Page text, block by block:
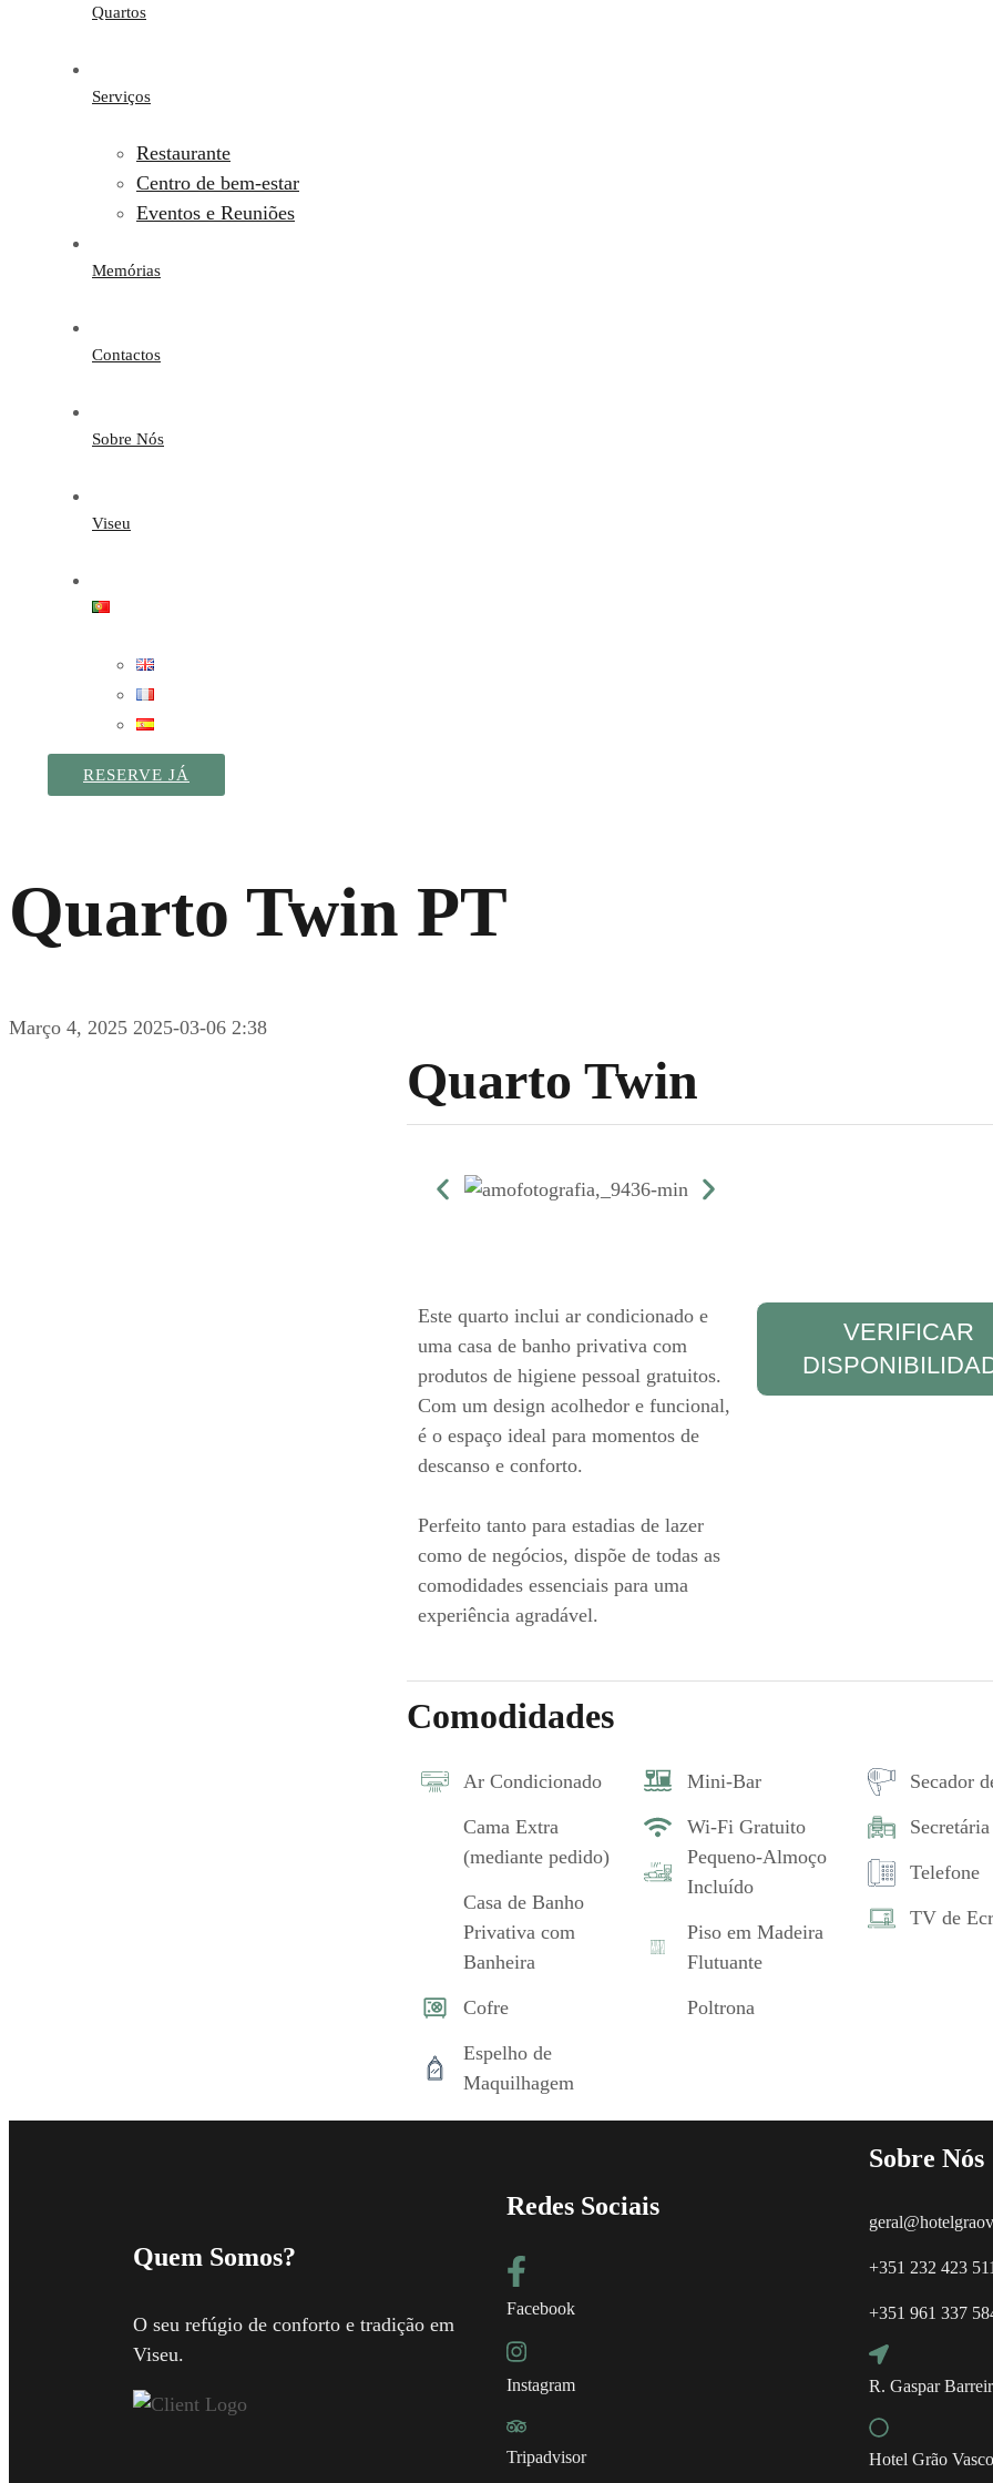
Quartos
Serviços
Restaurante
Centro de bem-estar
Eventos e Reuniões
Memórias
Contactos
Sobre Nós
Viseu
RESERVE JÁ
Quarto Twin PT
Março 4, 2025 2025-03-06 2:38
Quarto Twin
Este quarto inclui ar condicionado e
uma casa de banho privativa com
produtos de higiene pessoal gratuitos.
Com um design acolhedor e funcional,
é o espaço ideal para momentos de
descanso e conforto.
Perfeito tanto para estadias de lazer
como de negócios, dispõe de todas as
comodidades essenciais para uma
experiência agradável.
VERIFICAR
Comodidades
Ar Condicionado
Cama Extra
(mediante pedido)
Casa de Banho
Privativa com
Banheira
Cofre
Espelho de
Maquilhagem
Mini-Bar
Wi-Fi Gratuito
Pequeno-Almoço
Incluído
Piso em Madeira
Flutuante
Poltrona
Secador
Secretária
Telefone
TV de
Quem Somos?
O seu refúgio de conforto e tradição em
Viseu.
Redes Sociais
Facebook
Instagram
Tripadvisor
Sobre Nós
+351 232 423
+351 961 337
R. Gaspar
Hotel Grão